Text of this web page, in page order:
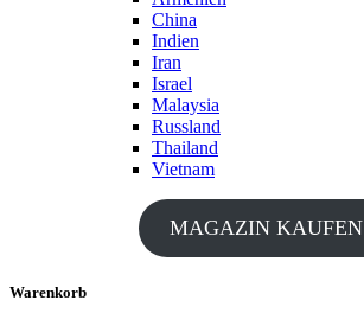
China
Indien
Iran
Israel
Malaysia
Russland
Thailand
Vietnam
MAGAZIN KAUFEN
Warenkorb